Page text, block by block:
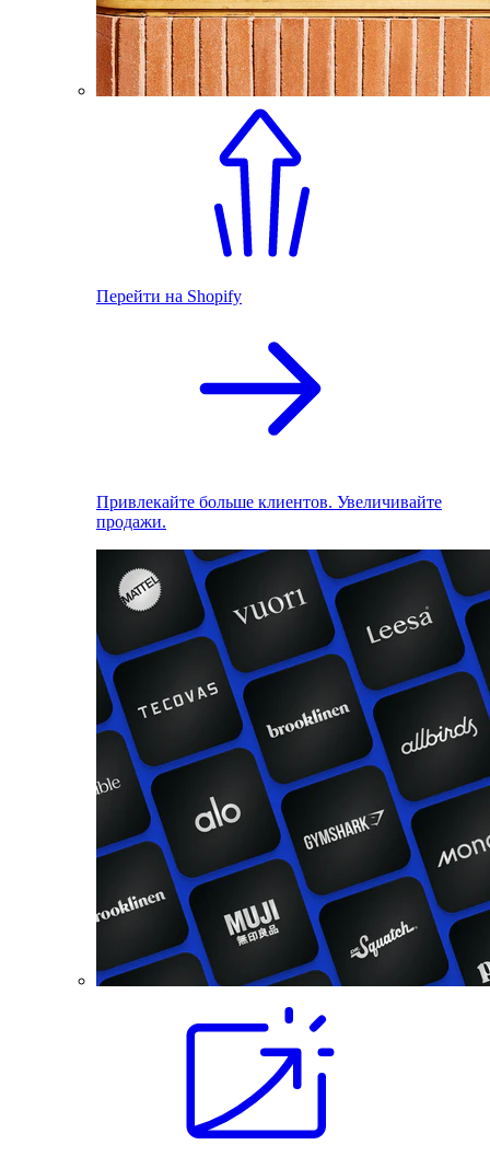
Перейти на Shopify
Привлекайте больше клиентов. Увеличивайте
продажи.